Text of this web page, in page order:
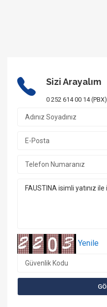
1/20 Fotoğraf
Sizi Arayalım
0 252 614 00 14 (PBX)
Yenile